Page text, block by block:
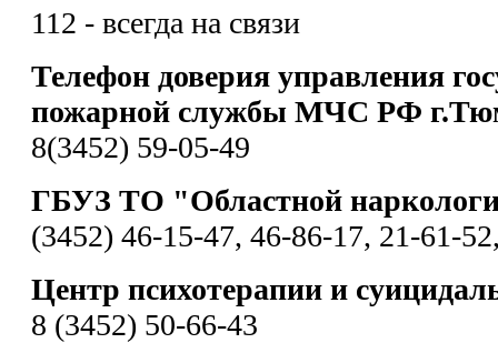
112 - всегда на связи
Телефон доверия управления
пожарной службы МЧС РФ
8(3452) 59-05-49
ГБУЗ ТО "Областной
(3452) 46-15-47, 46-86-17, 21-61-
Центр психотерапии и
8 (3452) 50-66-43